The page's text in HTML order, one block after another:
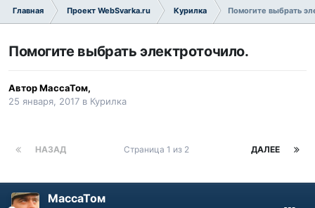
Главная Проект WebSvarka.ru Курилка Помогите выбрать
Помогите выбрать электроточило.
АвторМассаТом,
25 января, 2017 в Курилка
НАЗАД ДАЛЕЕ
Страница 1 из 2
МассаТом